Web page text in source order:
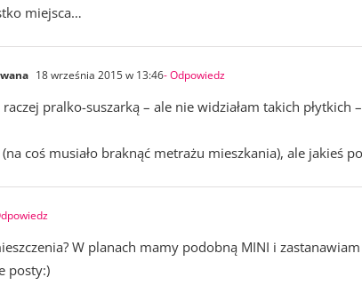
miejsca…
18 września 2015 w 13:46- Odpowiedz
pralko-suszarką – ale nie widziałam takich płytkich
coś musiało braknąć metrażu mieszkania), ale jakieś
W planach mamy podobną MINI i zastanawiam
posty:)